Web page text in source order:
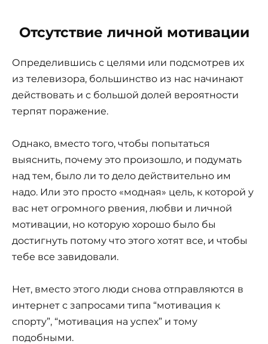
Отсутствие личной мотивации
Определившись с целями или подсмотрев их
из телевизора, большинство из нас начинают
действовать и с большой долей вероятности
терпят поражение.
Однако, вместо того, чтобы попытаться
выяснить, почему это произошло, и подумать
над тем, было ли то дело действительно им
надо. Или это просто «модная» цель, к которой у
вас нет огромного рвения, любви и личной
мотивации, но которую хорошо было бы
достигнуть потому что этого хотят все, и чтобы
тебе все завидовали.
Нет, вместо этого люди снова отправляются в
интернет с запросами типа “мотивация к
спорту”, “мотивация на успех” и тому
подобными.